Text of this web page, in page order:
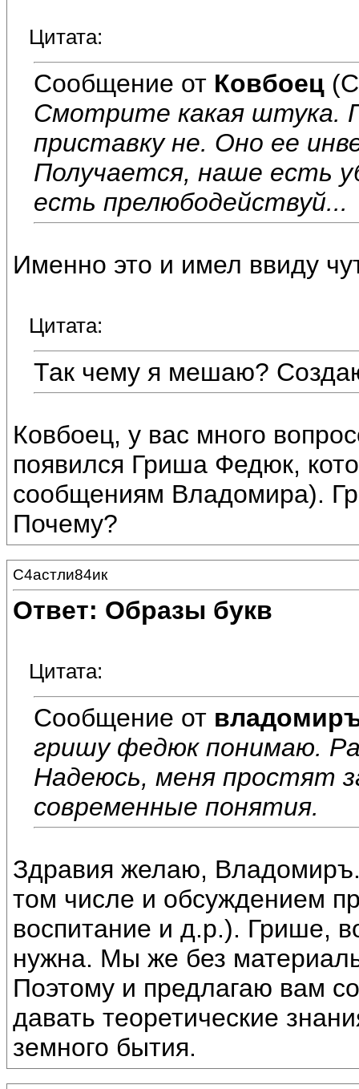
Цитата:
Сообщение от Ковбоец
Смотрите какая штука.
приставку не. Оно ее
Получается, наше есть
есть прелюбодействуй...
Именно это и имел ввиду
Цитата:
Так чему я мешаю?
Ковбоец, у вас много
появился Гриша Федюк,
сообщениям Владомира).
Почему?
С4астли84ик
Ответ: Образы букв
Цитата:
Сообщение от
гришу федюк понимаю.
Надеюсь, меня простят
современные понятия.
Здравия желаю,
том числе и обсуждением
воспитание и д.р.). Грише,
нужна. Мы же без
Поэтому и предлагаю вам
давать теоретические
земного бытия.